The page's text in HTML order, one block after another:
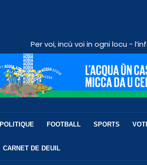
Per voi, incù voi in ogni locu -
POLITIQUE FOOTBALL SPORTS
CARNET DE DEUIL